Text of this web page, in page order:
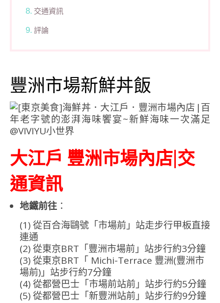
交通資訊
評論
豐洲市場新鮮丼飯
大江戶 豐洲市場內店|交
通資訊
地鐵前往 ：
(1) 從百合海鷗號「市場前」站走步行甲板直接
連通
(2) 從東京BRT「豐洲市場前」站步行約3分鐘
(3) 從東京BRT「 Michi-Terrace 豐洲(豐洲市
場前)」站步行約7分鐘
(4) 從都營巴士「市場前站前」站步行約5分鐘
(5) 從都營巴士「新豐洲站前」站步行約9分鐘